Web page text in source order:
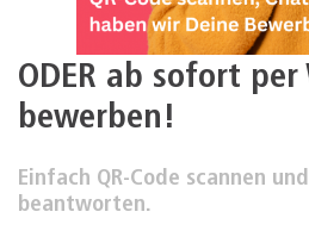
ODER ab sofort per
bewerben!
Einfach QR-Code scannen
beantworten.